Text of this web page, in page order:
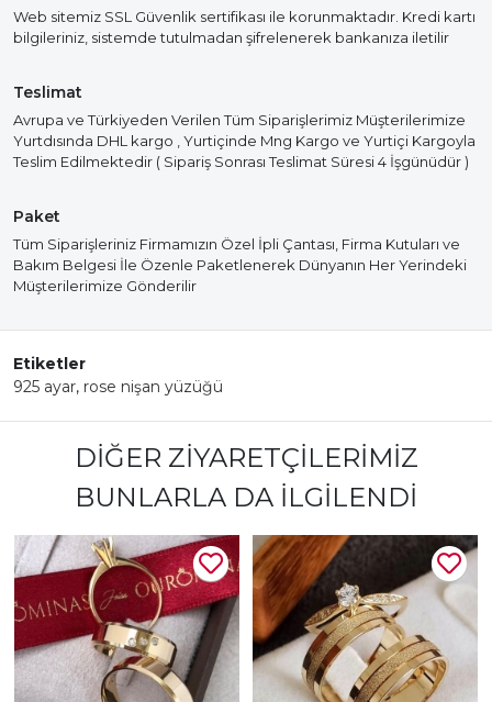
Web sitemiz SSL Güvenlik sertifikası ile korunmaktadır. Kredi kartı
bilgileriniz, sistemde tutulmadan şifrelenerek bankanıza iletilir
Teslimat
Avrupa ve Türkiyeden Verilen Tüm Siparişlerimiz Müşterilerimize
Yurtdısında DHL kargo , Yurtiçinde Mng Kargo ve Yurtiçi Kargoyla
Teslim Edilmektedir ( Sipariş Sonrası Teslimat Süresi 4 İşgünüdür )
Paket
Tüm Siparişleriniz Firmamızın Özel İpli Çantası, Firma Kutuları ve
Bakım Belgesi İle Özenle Paketlenerek Dünyanın Her Yerindeki
Müşterilerimize Gönderilir
Etiketler
925 ayar, rose nişan yüzüğü
DIĞER ZIYARETÇILERIMIZ
BUNLARLA DA İLGILENDI